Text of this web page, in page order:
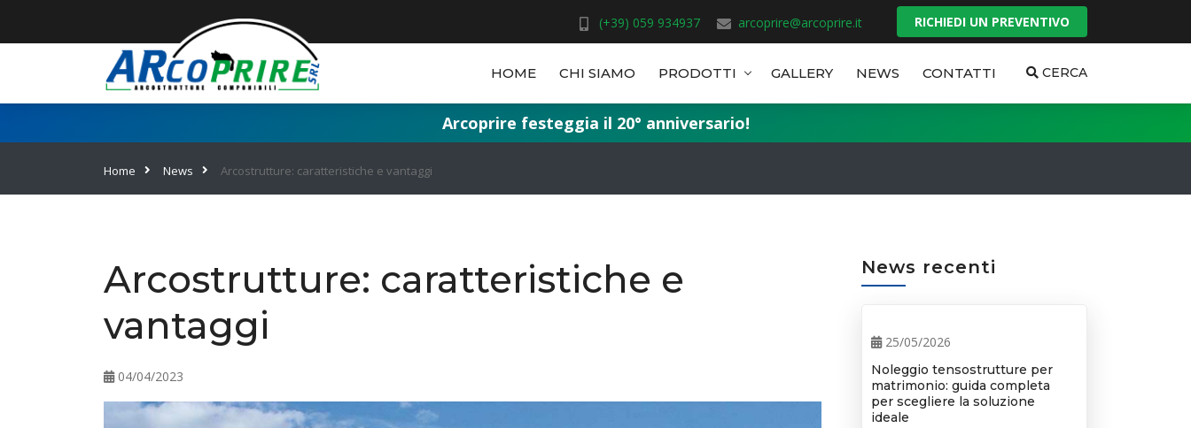
(+39) 059 934937 arcoprire@arcoprire.it RICHIEDI UN PREVENTIVO
HOME CHI SIAMO PRODOTTI GALLERY NEWS CONTATTI CERCA
Arcoprire festeggia il 20° anniversario!
Home News Arcostrutture: caratteristiche e vantaggi
Arcostrutture: caratteristiche e
vantaggi
04/04/2023
News recenti
25/05/2026
Noleggio tensostrutture per
matrimonio: guida completa
per scegliere la soluzione
ideale